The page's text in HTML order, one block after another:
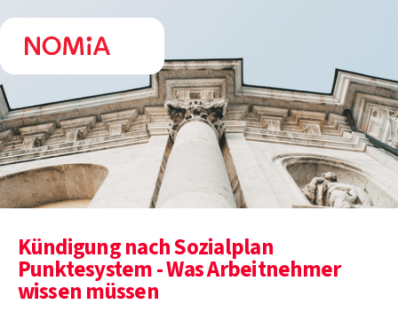
Kündigung nach Sozialplan
Punktesystem - Was Arbeitnehmer
wissen müssen